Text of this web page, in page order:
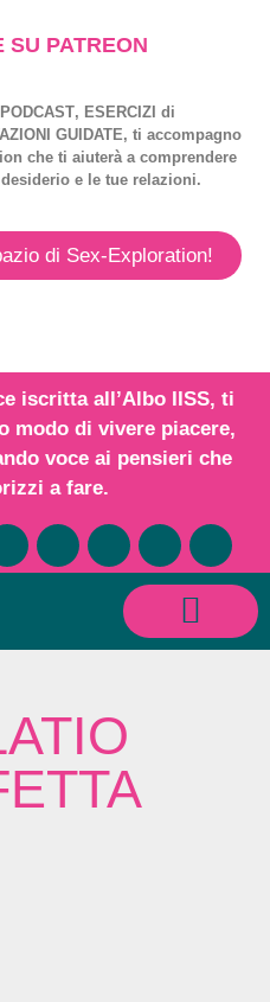
SU PATREON
PODCAST, ESERCIZI di
GUIDATE, ti accompagno
che ti aiuterà a comprendere
e le tue relazioni.
di Sex-Exploration!
iscritta all’Albo IISS, ti
modo di vivere piacere,
voce ai pensieri che
a fare.